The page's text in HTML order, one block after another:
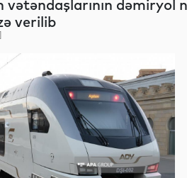
Xarici siyasət
Daxili siyasət
Turizm
vətəndaşlarının
verilib